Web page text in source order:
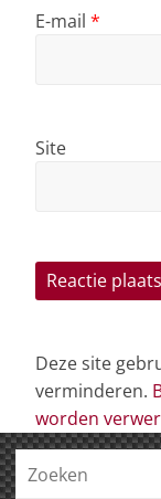
E-mail *
Site
Deze site
verminderen.
worden